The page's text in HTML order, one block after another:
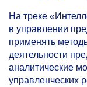
На треке
в управлении
применять
деятельности
аналитические
управленческих